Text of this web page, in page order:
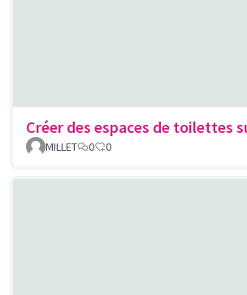
Créer des espaces de toilettes
MILLET 0 0